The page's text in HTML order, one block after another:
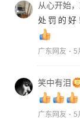
从心开始
处罚的好
广东网友 5
笑中有泪
广东网友 5